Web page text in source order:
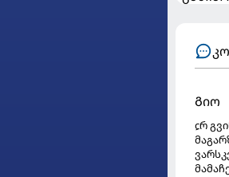
Გიო
ჺრ